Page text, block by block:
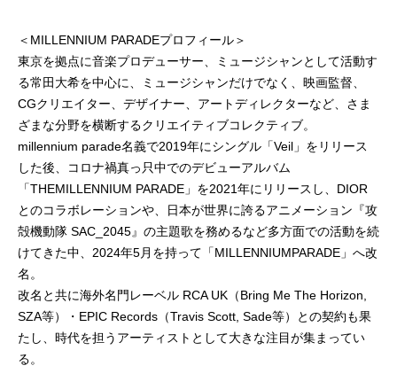
＜MILLENNIUM PARADEプロフィール＞
東京を拠点に音楽プロデューサー、ミュージシャンとして活動す
る常田大希を中心に、ミュージシャンだけでなく、映画監督、
CGクリエイター、デザイナー、アートディレクターなど、さま
ざまな分野を横断するクリエイティブコレクティブ。
millennium parade名義で2019年にシングル「Veil」をリリース
した後、コロナ禍真っ只中でのデビューアルバム
「THEMILLENNIUM PARADE」を2021年にリリースし、DIOR
とのコラボレーションや、日本が世界に誇るアニメーション『攻
殻機動隊 SAC_2045』の主題歌を務めるなど多方面での活動を続
けてきた中、2024年5月を持って「MILLENNIUMPARADE」へ改
名。
改名と共に海外名門レーベル RCA UK（Bring Me The Horizon,
SZA等）・EPIC Records（Travis Scott, Sade等）との契約も果
たし、時代を担うアーティストとして大きな注目が集まってい
る。